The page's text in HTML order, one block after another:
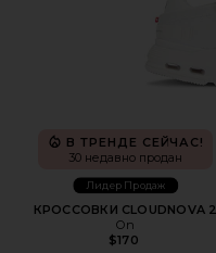
В ТРЕНДЕ СЕЙЧАС!
30 недавно продан
Лидер Продаж
КРОССОВКИ CLOUDNOVA 2
On
$170